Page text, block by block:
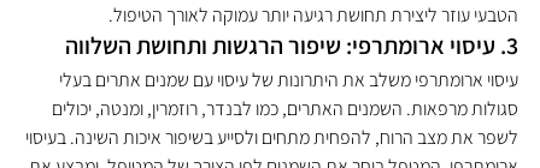
הטבעי עוזר ליצירת תחושת רגיעה יותר עמוקה לאורך הטיפול.
3. עיסוי ארומתרפי: שיפור הרגשות ותחושת השלווה
עיסוי ארומתרפי משלב את היתרונות של עיסוי עם שמנים אתרים בעלי
סגולות מרפאות. השמנים האתרים, כמו לבנדר, רוזמרין, ומנטה, יכולים
לשפר את מצב הרוח, להפחית מתחים ולסייע בשיפור איכות השינה. בעיסוי